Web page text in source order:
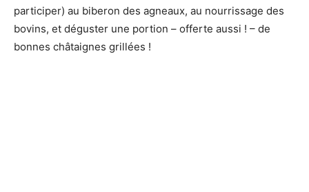
participer) au biberon des agneaux, au nourrissage des
bovins, et déguster une portion – offerte aussi ! – de
bonnes châtaignes grillées !